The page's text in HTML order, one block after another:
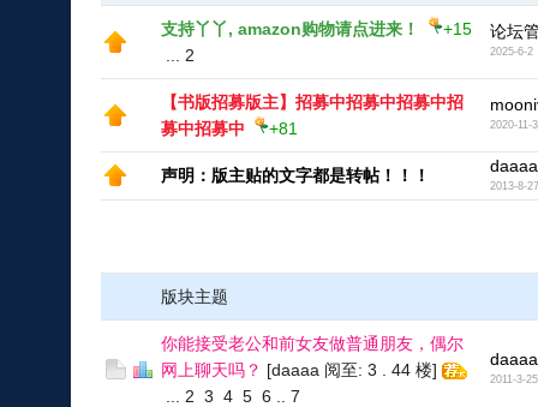
支持丫丫, amazon购物请点进来！
+15
2
论坛
2025-6-2
【书版招募版主】招募中招募中招募中招
募中招募中
+81 2020-11-
声明：版主贴的文字都是转帖！！！ daaaa
2013-8-27
版块主题
你能接受老公和前女友做普通朋友，偶尔
网上聊天吗？ [daaaa 阅至: 3 . 44 楼]
2 3 4 5 6 7
daaaa
2011-3-25